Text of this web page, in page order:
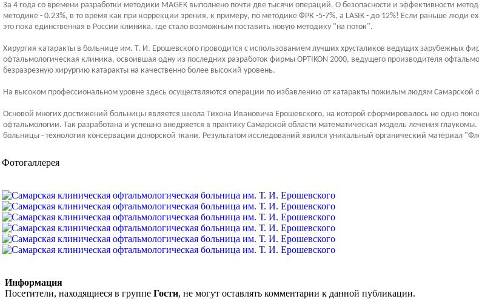
За 4 года со времени разработки методики MAGEK выполнено почти две тысячи операций. О безопасности и эффективности
методике - 0.23%, в то время как при коррекции зрения, к примеру, по методике ФРК -5-7%, а LASIK - до 12%! Если раньше люди
это пока единственная в России клиника, где стало возможным поставить новую методику "на поток".
Хирургия катаракты в больнице им. Т. И. Ерошевского проводится с использованием лучших хрусталиков ведущих зарубежных
офтальмологическая клиника, освоившая одну из последних разработок фирмы OPTIKON 2000, ведущего производителя
безразрезную хирургию катаракты на качественно более высокий уровень.
На высоком профессиональном уровне здесь осуществляются операции по избавлению от катаракты пожилым людям Самарской
Основой многих достижений больницы является школа Тихона Ивановича Ерошевского, на которой сформировалось не одно
офтальмологии. Так разработана и успешно внедряется в практику Самарской области математическая модель лечения
больницы - технология консервации донорской ткани. Результатом исследований явился уникальный органический материал
Фотогаллерея
Информация
Посетители, находящиеся в группе Гости, не могут оставлять комментарии к данной публикации.